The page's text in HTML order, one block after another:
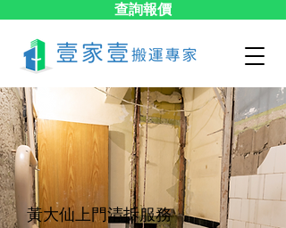
查詢報價
黃大仙上門清拆服務